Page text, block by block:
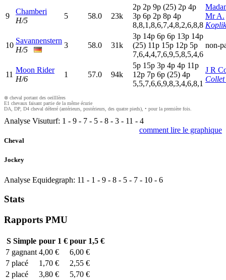
9
Chamberi
H/5
5 58.0 23k
2p 2p 9p (25) 2p 4p
3p 6p 2p 8p 4p
8,8,1,8,6,7,4,8,2,6,8,8
Mr A.
10
Savannenstern
H/5
3 58.0 31k
3p 14p 6p 6p 13p 14p
(25) 11p 15p 12p 5p
7,6,4,4,7,6,9,5,8,5,4,6
non-
11
Moon Rider
H/6
1 57.0 94k
5p 15p 3p 4p 4p 11p
12p 7p 6p (25) 4p
5,5,7,6,6,9,8,3,4,6,8,1
J R
Collet
⊗ cheval portant des oeilllères
E1 chevaux faisant partie de la même écurie
DA, DP, D4 cheval déferré (antérieurs, postérieurs, des quatre pieds), • pour la première fois.
Analyse Visuturf: 1 - 9 - 7 - 5 - 8 - 3 - 11 - 4
comment lire le graphique
Cheval
Jockey
Analyse Equidegraph: 11 - 1 - 9 - 8 - 5 - 7 - 10 - 6
Stats
Rapports PMU
SSimple pour 1 € pour 1,5 €
7 gagnant 4,00 €
6,00 €
7 placé 1,70 €
2,55 €
2 placé 3,80 €
5,70 €